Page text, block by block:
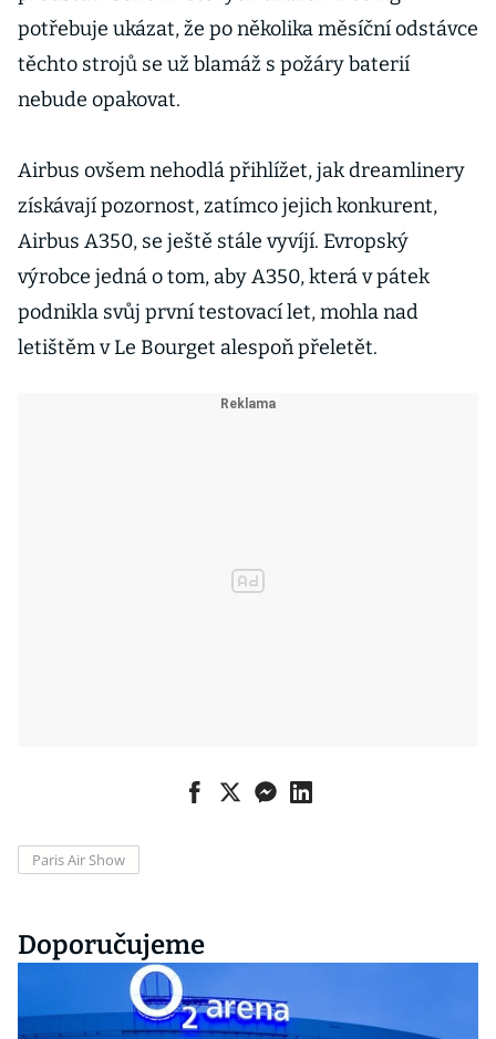
potřebuje ukázat, že po několika měsíční odstávce
těchto strojů se už blamáž s požáry baterií
nebude opakovat.
Airbus ovšem nehodlá přihlížet, jak dreamlinery
získávají pozornost, zatímco jejich konkurent,
Airbus A350, se ještě stále vyvíjí. Evropský
výrobce jedná o tom, aby A350, která v pátek
podnikla svůj první testovací let, mohla nad
letištěm v Le Bourget alespoň přeletět.
Paris Air Show
Doporučujeme